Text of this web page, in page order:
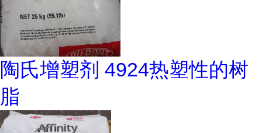
陶氏增塑剂 4924热塑性的树
脂